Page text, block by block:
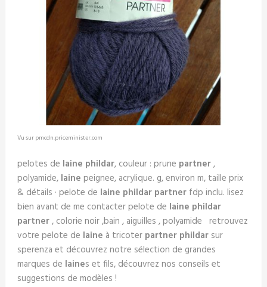
Vu sur pmcdn.priceminister.com
pelotes de laine phildar, couleur : prune partner,
polyamide, laine peignee, acrylique. g, environ m, taille prix
& détails · pelote de laine phildar partnerfdp inclu. lisez
bien avant de me contacter pelote de laine phildar
partner, colorie noir ,bain , aiguilles , polyamide retrouvez
votre pelote de laine à tricoter partner phildarsur
sperenza et découvrez notre sélection de grandes
marques de laines et fils, découvrez nos conseils et
suggestions de modèles !